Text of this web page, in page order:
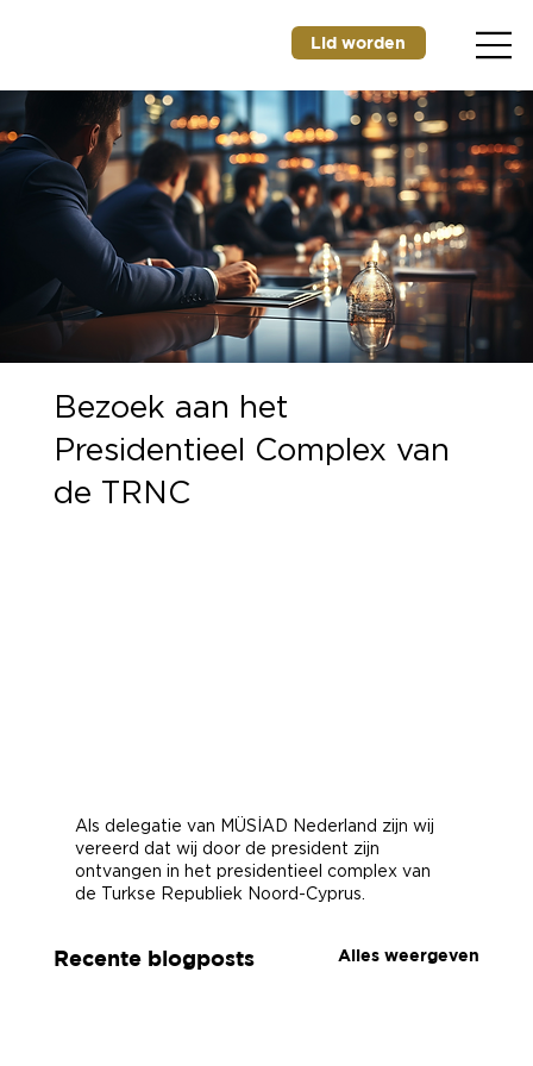
Lid worden
Bezoek aan het
Presidentieel Complex van
de TRNC
Als delegatie van MÜSİAD Nederland zijn wij
vereerd dat wij door de president zijn
ontvangen in het presidentieel complex van
de Turkse Republiek Noord-Cyprus.
Recente blogposts Alles weergeven